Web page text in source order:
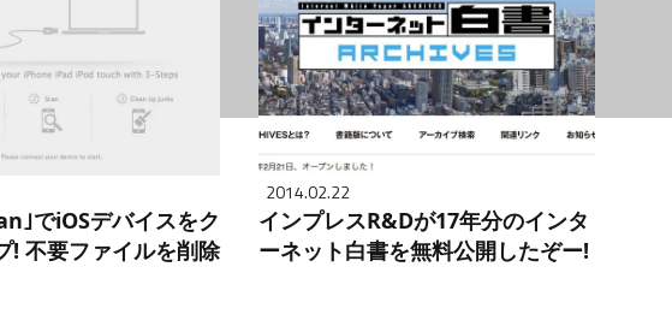
｣でiOSデバイスをク
! 不要ファイルを削除
2014.02.22
インプレスR&Dが17年分のインタ
ーネット白書を無料公開したぞー!